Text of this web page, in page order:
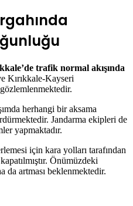
trafik normal akışında
Kırıkkale-Kayseri
herhangi bir aksama
Jandarma ekipleri de
yapmaktadır.
için kara yolları tarafından
Önümüzdeki
da artması beklenmektedir.